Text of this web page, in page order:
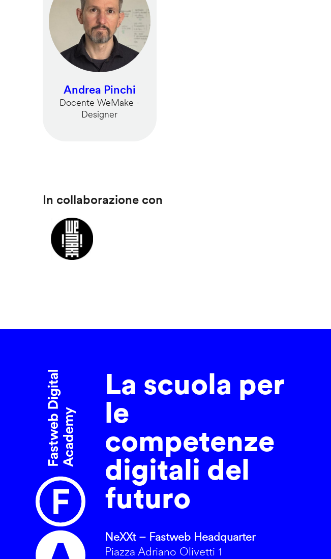
Andrea Pinchi
Docente WeMake -
Designer
In collaborazione con
La scuola per
le
competenze
digitali del
futuro
NeXXt – Fastweb Headquarter
Piazza Adriano Olivetti 1